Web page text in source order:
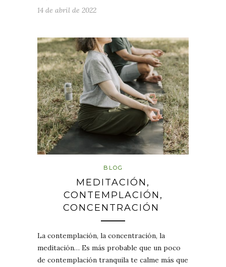
14 de abril de 2022
BLOG
MEDITACIÓN,
CONTEMPLACIÓN,
CONCENTRACIÓN
La contemplación, la concentración, la
meditación… Es más probable que un poco
de contemplación tranquila te calme más que